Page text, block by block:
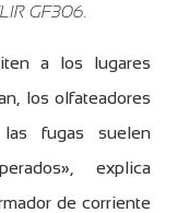
GF306.
a los lugares
los olfateadores
fugas suelen
explica
de corriente